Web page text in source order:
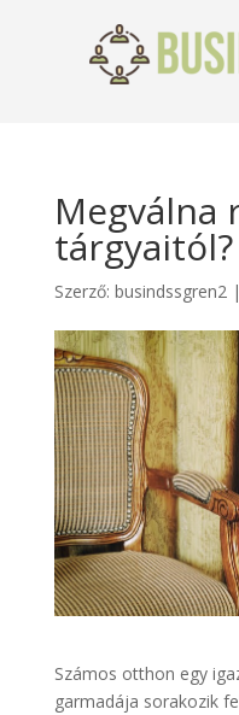
Megválna
tárgyaitól?
Szerző: busindssgren2|
Számos otthon egy
garmadája sorakozik